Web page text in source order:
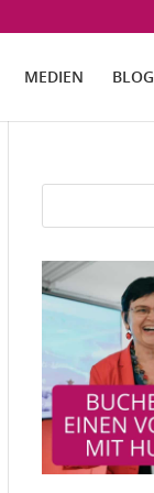
MEDIEN BLOG